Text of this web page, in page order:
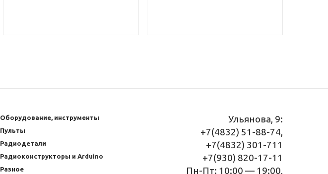
Оборудование, инструменты
Пульты
Радиодетали
Радиоконструкторы и Arduino
Разное
Ульянова, 9:
+7(4832) 51-88-74,
+7(4832) 301-711
+7(930) 820-17-11
Пн-Пт: 10:00 — 19:00,